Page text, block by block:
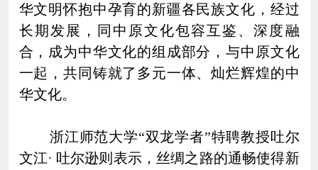
华文明怀抱中孕育的新疆各民族文化，经过
长期发展，同中原文化包容互鉴、深度融
合，成为中华文化的组成部分，与中原文化
一起，共同铸就了多元一体、灿烂辉煌的中
华文化。
浙江师范大学“双龙学者”特聘教授吐尔
文江· 吐尔逊则表示，丝绸之路的通畅使得新